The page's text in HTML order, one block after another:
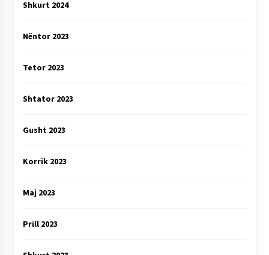
Shkurt 2024
Nëntor 2023
Tetor 2023
Shtator 2023
Gusht 2023
Korrik 2023
Maj 2023
Prill 2023